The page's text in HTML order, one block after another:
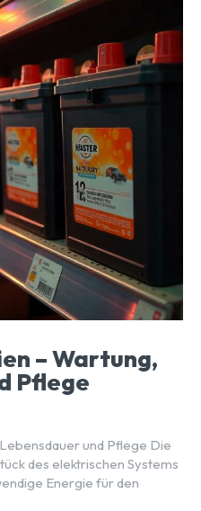
– Wartung,
Pflege
und Pflege Die
des elektrischen Systems
Energie für den